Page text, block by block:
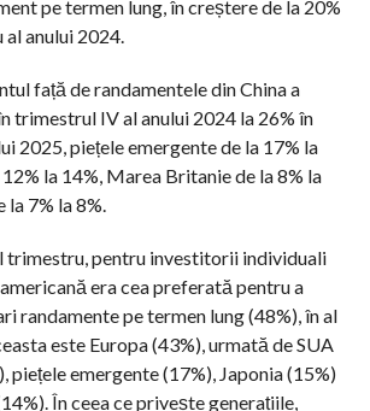
pe termen lung, în creștere de la 20%
anului 2024.
față de randamentele din China a
trimestrul IV al anului 2024 la 26% în
2025, piețele emergente de la 17% la
la 14%, Marea Britanie de la 8% la
7% la 8%.
trimestru, pentru investitorii individuali
era cea preferată pentru a
randamente pe termen lung (48%), în al
este Europa (43%), urmată de SUA
piețele emergente (17%), Japonia (15%)
În ceea ce privește generațiile,